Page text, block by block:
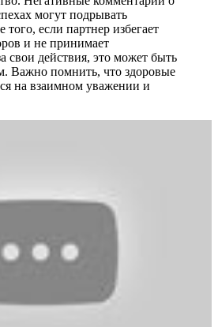
могут подрывать
если партнер избегает
и не принимает
свои действия, это может быть
Важно помнить, что здоровые
на взаимном уважении и